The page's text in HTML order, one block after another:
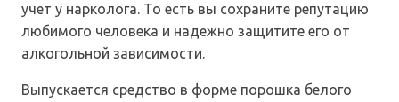
учет у нарколога. То есть вы сохраните репутацию
любимого человека и надежно защитите его от
алкогольной зависимости.
Выпускается средство в форме порошка белого